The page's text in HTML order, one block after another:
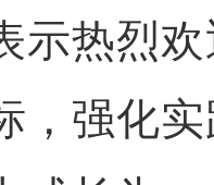
示热烈
，强化